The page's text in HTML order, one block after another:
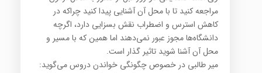
مراجعه کنید تا با محل آن آشنایی پیدا کنید چراکه در
کاهش استرس و اضطراب نقش بسزایی دارد، اگرچه
دانشگاه‌ها مجوز عبور نمی‌دهند اما همین که با مسیر و
محل آن آشنا شوید تاثیر گذار است.
میر طالبی در خصوص چگونگی خواندن دروس می‌گوید: